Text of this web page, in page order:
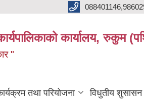
कार्यालय, रुकुम
"
तथा परियोजना विधुतीय शुसासन